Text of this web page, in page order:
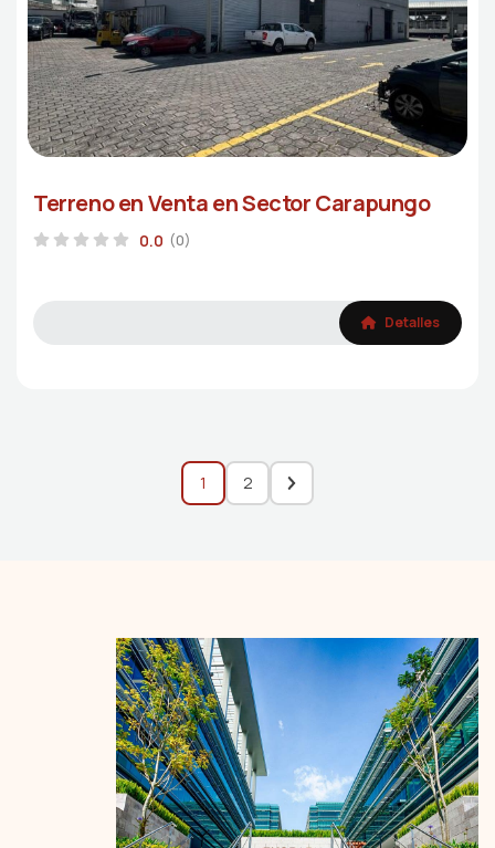
Terreno en Venta en Sector Carapungo
0.0 (0)
Detalles
1 2